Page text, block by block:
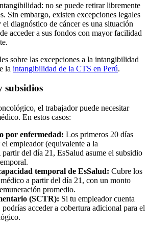
no se puede retirar libremente
Sin embargo, existen excepciones legales
diagnóstico de cáncer es una situación
acceder a sus fondos con mayor facilidad
sobre las excepciones a la intangibilidad
la intangibilidad de la CTS en Perú.
subsidios
el trabajador puede necesitar
En estos casos:
por enfermedad: Los primeros 20 días
empleador (equivalente a la
del día 21, EsSalud asume el subsidio
temporal de EsSalud: Cubre los
médico a partir del día 21, con un monto
promedio.
(SCTR): Si tu empleador cuenta
acceder a cobertura adicional para el